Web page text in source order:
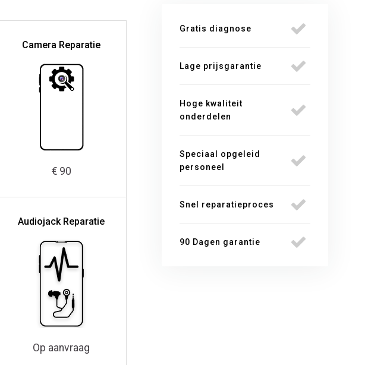
Camera Reparatie
€ 90
Audiojack Reparatie
Op aanvraag
Gratis diagnose
Lage prijsgarantie
Hoge kwaliteit
onderdelen
Speciaal opgeleid
personeel
Snel reparatieproces
90 Dagen garantie